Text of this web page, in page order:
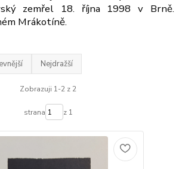
zemřel 18. října 1998 v Brně.
Mrákotíně.
Nejdražší
Zobrazuji 1-2 z 2
strana z 1